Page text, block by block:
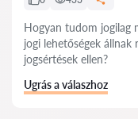
Hogyan tudom jogilag
jogi lehetőségek
jogsértések ellen?
Ugrás a válaszhoz